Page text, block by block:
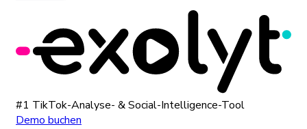
#1 TikTok-Analyse- & Social-Intelligence-Tool
Demo buchen